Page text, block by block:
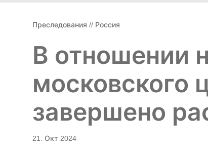
Преследования // Россия
В отношении
московского
завершено
21. Окт 2024